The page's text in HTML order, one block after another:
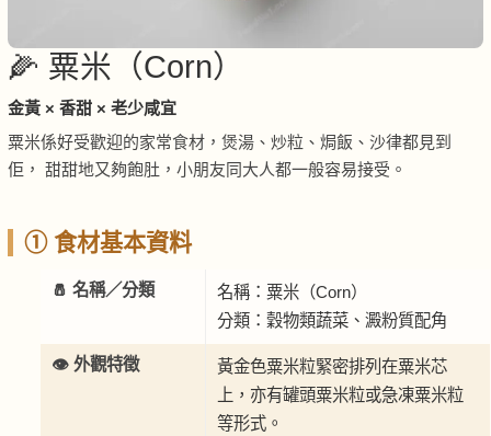
🌽 粟米（Corn）
金黃 × 香甜 × 老少咸宜
粟米係好受歡迎的家常食材，煲湯、炒粒、焗飯、沙律都見到
佢， 甜甜地又夠飽肚，小朋友同大人都一般容易接受。
① 食材基本資料
🧂 名稱／分類
名稱：粟米（Corn）
分類：穀物類蔬菜、澱粉質配角
👁️ 外觀特徵
黃金色粟米粒緊密排列在粟米芯
上，亦有罐頭粟米粒或急凍粟米粒
等形式。